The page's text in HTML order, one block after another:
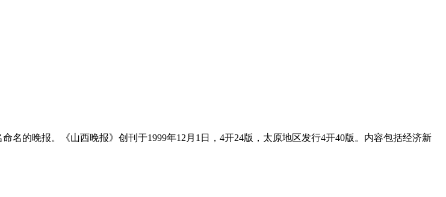
名的晚报。《山西晚报》创刊于1999年12月1日，4开24版，太原地区发行4开40版。内容包括经济新